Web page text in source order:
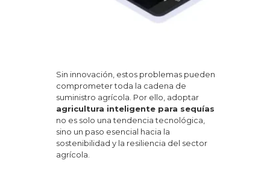
Sin innovación, estos problemas pueden
comprometer toda la cadena de
suministro agrícola. Por ello, adoptar
agricultura inteligente para sequías
no es solo una tendencia tecnológica,
sino un paso esencial hacia la
sostenibilidad y la resiliencia del sector
agrícola.